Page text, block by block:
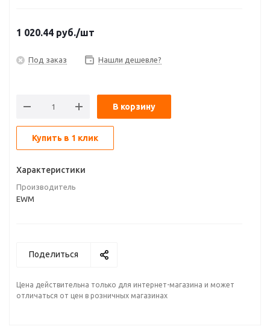
1 020.44 руб./шт
Под заказ Нашли дешевле?
В корзину
Купить в 1 клик
Характеристики
Производитель
EWM
Поделиться
Цена действительна только для интернет-магазина и может
отличаться от цен в розничных магазинах